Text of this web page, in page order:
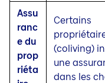
Assu
ranc
e du
prop
riéta
Certains
(coliving)
une
dans les